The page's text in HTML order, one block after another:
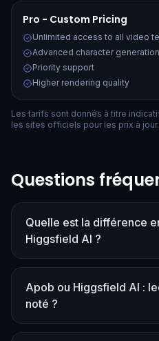
Pro - Custom Pricing
Unlimited access to all video
Advanced character
Priority support
Higher rendering quality
Les tarifs sont donnés à titre
les sites officiels pour les prix à jour.
Questions
Quelle est la différence
Higgsfield AI ?
Apob ou Higgsfield AI :
noté ?